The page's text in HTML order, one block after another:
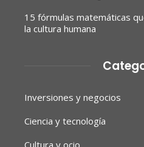
15 fórmulas matemáticas
la cultura humana
Inversiones y negocios
Ciencia y tecnología
Cultura y ocio